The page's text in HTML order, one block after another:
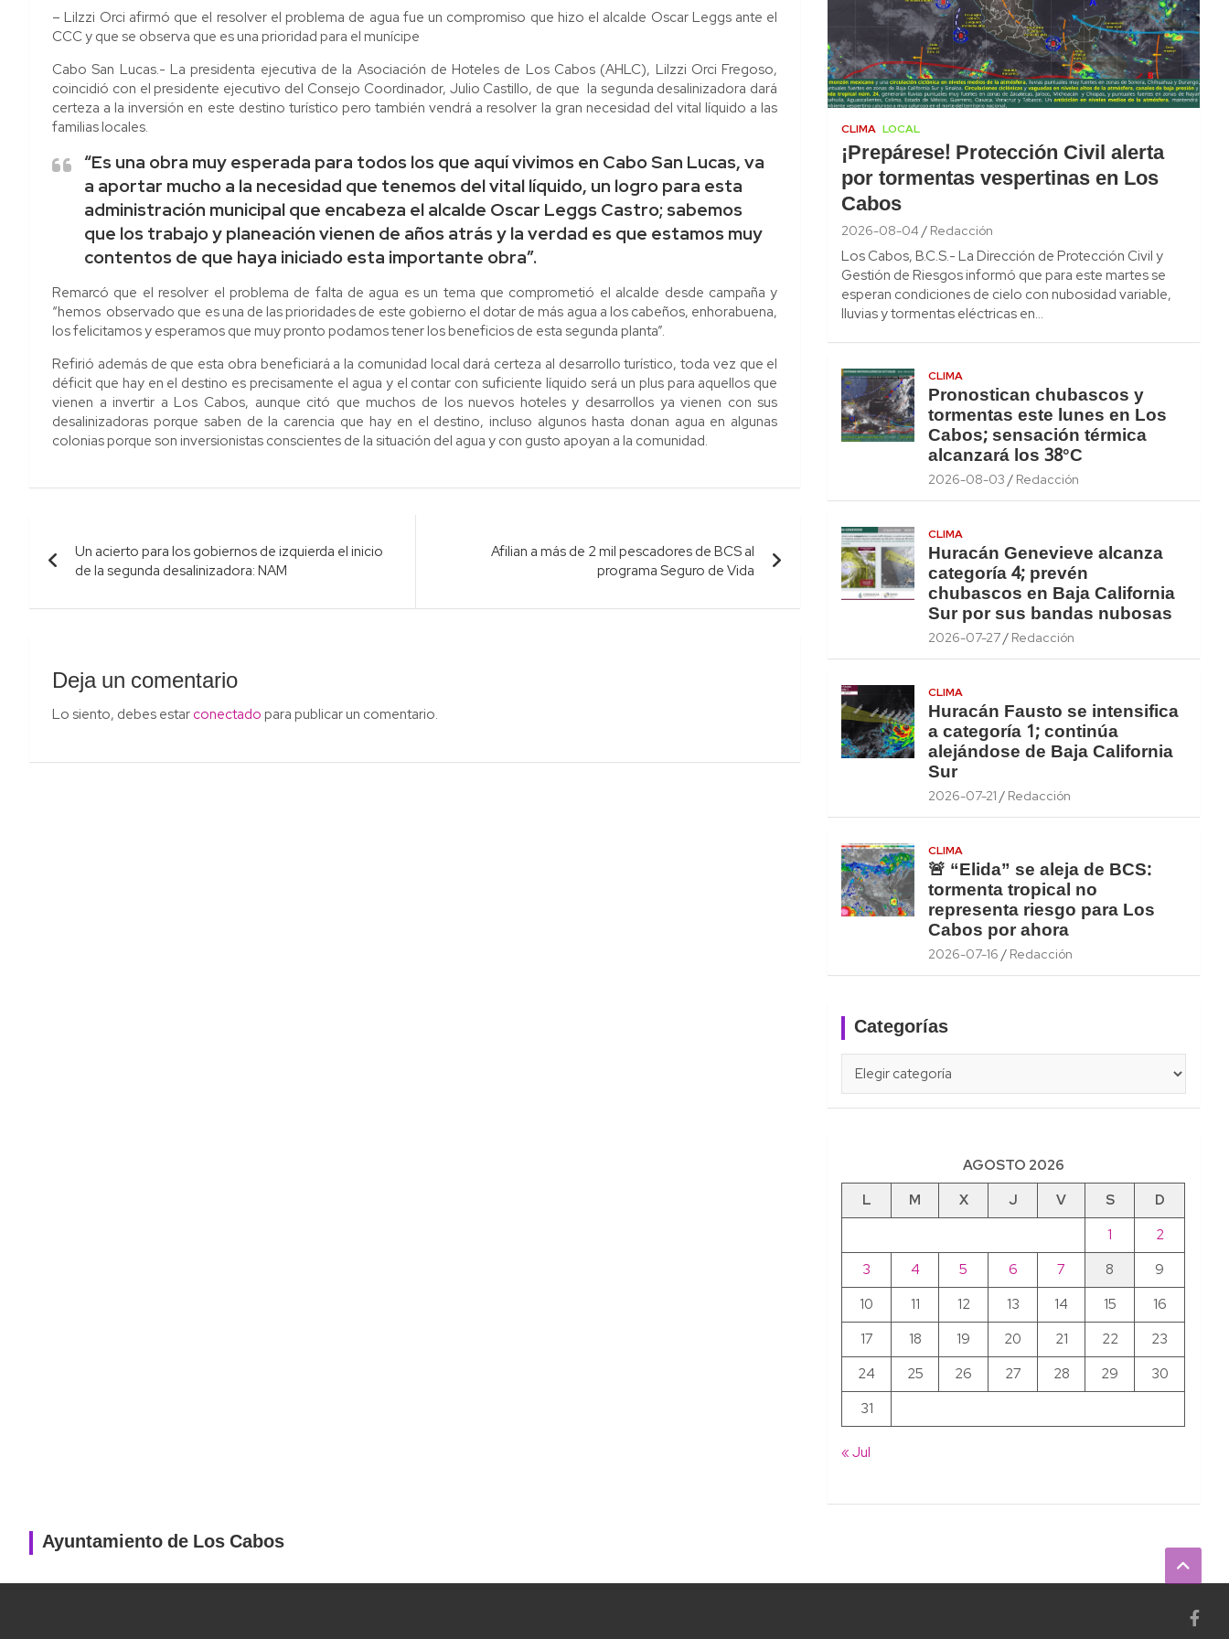
– Lilzzi Orci afirmó que el resolver el problema de agua fue un compromiso que hizo el alcalde Oscar Leggs ante el
CCC y que se observa que es una prioridad para el munícipe
Cabo San Lucas.- La presidenta ejecutiva de la Asociación de Hoteles de Los Cabos (AHLC), Lilzzi Orci Fregoso,
coincidió con el presidente ejecutivo del Consejo Coordinador, Julio Castillo, de que la segunda desalinizadora dará
certeza a la inversión en este destino turístico pero también vendrá a resolver la gran necesidad del vital líquido a las
familias locales.
“Es una obra muy esperada para todos los que aquí vivimos en Cabo San Lucas, va
a aportar mucho a la necesidad que tenemos del vital líquido, un logro para esta
administración municipal que encabeza el alcalde Oscar Leggs Castro; sabemos
que los trabajo y planeación vienen de años atrás y la verdad es que estamos muy
contentos de que haya iniciado esta importante obra”.
Remarcó que el resolver el problema de falta de agua es un tema que comprometió el alcalde desde campaña y
“hemos observado que es una de las prioridades de este gobierno el dotar de más agua a los cabeños, enhorabuena,
los felicitamos y esperamos que muy pronto podamos tener los beneficios de esta segunda planta”.
Refirió además de que esta obra beneficiará a la comunidad local dará certeza al desarrollo turístico, toda vez que el
déficit que hay en el destino es precisamente el agua y el contar con suficiente líquido será un plus para aquellos que
vienen a invertir a Los Cabos, aunque citó que muchos de los nuevos hoteles y desarrollos ya vienen con sus
desalinizadoras porque saben de la carencia que hay en el destino, incluso algunos hasta donan agua en algunas
colonias porque son inversionistas conscientes de la situación del agua y con gusto apoyan a la comunidad.
Navegación
de
entradas
Un acierto para los gobiernos de izquierda el inicio
de la segunda desalinizadora: NAM
Afilian a más de 2 mil pescadores de BCS al
programa Seguro de Vida
Deja un comentario
Lo siento, debes estar conectado para publicar un comentario.
CLIMA LOCAL
¡Prepárese! Protección Civil alerta
por tormentas vespertinas en Los
Cabos
2026-08-04 Redacción
Los Cabos, B.C.S.- La Dirección de Protección Civil y
Gestión de Riesgos informó que para este martes se
esperan condiciones de cielo con nubosidad variable,
lluvias y tormentas eléctricas en…
CLIMA
Pronostican chubascos y
tormentas este lunes en Los
Cabos; sensación térmica
alcanzará los 38°C
2026-08-03 Redacción
CLIMA
Huracán Genevieve alcanza
categoría 4; prevén
chubascos en Baja California
Sur por sus bandas nubosas
2026-07-27 Redacción
CLIMA
Huracán Fausto se intensifica
a categoría 1; continúa
alejándose de Baja California
Sur
2026-07-21 Redacción
CLIMA
🚨 “Elida” se aleja de BCS:
tormenta tropical no
representa riesgo para Los
Cabos por ahora
2026-07-16 Redacción
Categorías
AGOSTO 2026
L
M X J V S
D
1
2
3
4 5 6 7 8
9
10
11 12 13 14 15
16
17
18 19 20 21 22
23
24
25 26 27 28 29
30
31
« Jul
Ayuntamiento de Los Cabos